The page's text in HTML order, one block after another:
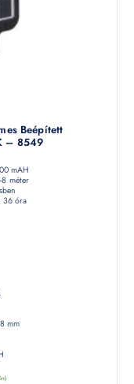
Beépített
– 8549
mAH
méter
36 óra
mm